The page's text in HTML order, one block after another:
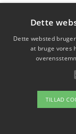
Hold et møde
mest
Om /
Dette
Dette websted
at bruge vores
TILLAD